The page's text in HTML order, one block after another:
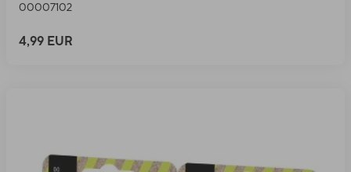
00007102
4,99 EUR